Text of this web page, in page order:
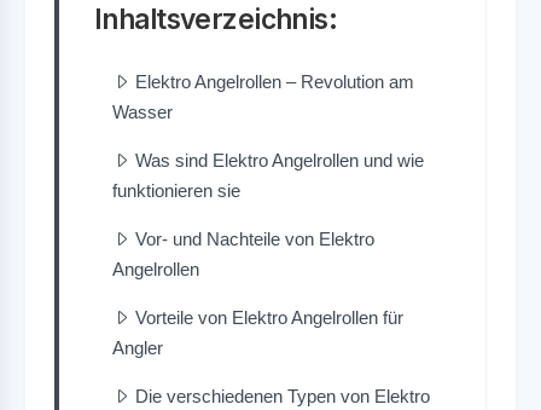
Inhaltsverzeichnis:
Elektro Angelrollen – Revolution am
Wasser
Was sind Elektro Angelrollen und wie
funktionieren sie
Vor- und Nachteile von Elektro
Angelrollen
Vorteile von Elektro Angelrollen für
Angler
Die verschiedenen Typen von Elektro